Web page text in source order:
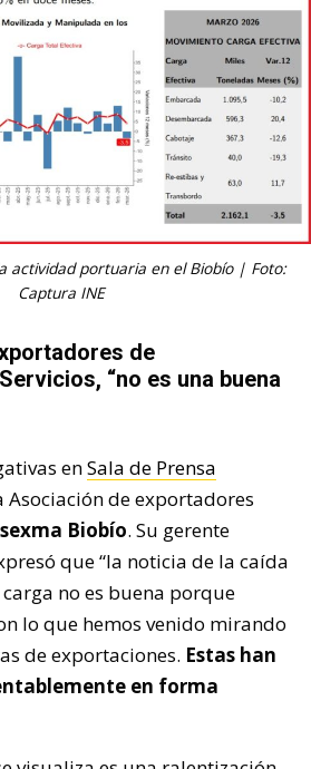
actividad portuaria en el Biobío | Foto:
Captura INE
de
“no es una buena
enSala de Prensa
Asociación de exportadores
Biobío. Su gerente
que “la noticia de la caída
no es buena porque
lo que hemos venido mirando
de exportaciones. Estas han
en forma